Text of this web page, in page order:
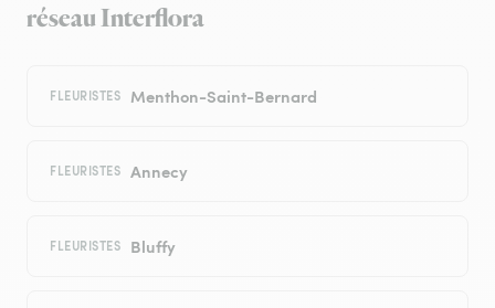
réseau Interflora
FLEURISTES Menthon-Saint-Bernard
FLEURISTES Annecy
FLEURISTES Bluffy